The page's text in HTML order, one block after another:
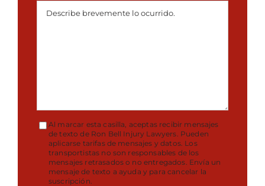
Condiciones
Aceptar
Al marcar esta casilla, aceptas recibir mensajes
de texto de Ron Bell Injury Lawyers. Pueden
aplicarse tarifas de mensajes y datos. Los
transportistas no son responsables de los
mensajes retrasados o no entregados. Envía un
mensaje de texto a ayuda y para cancelar la
suscripción.